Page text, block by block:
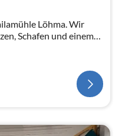
Löhma. Wir
Schafen und einem
mitten in der